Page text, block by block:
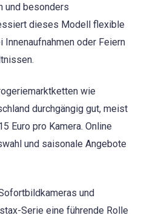
und besonders
dieses Modell flexible
Innenaufnahmen oder Feiern
wie
durchgängig gut, meist
Euro pro Kamera. Online
und saisonale Angebote
und
Serie eine führende Rolle